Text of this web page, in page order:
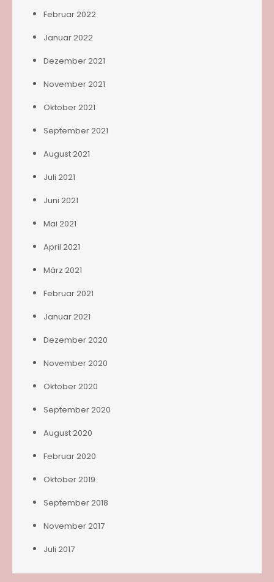
Februar 2022
Januar 2022
Dezember 2021
November 2021
Oktober 2021
September 2021
August 2021
Juli 2021
Juni 2021
Mai 2021
April 2021
März 2021
Februar 2021
Januar 2021
Dezember 2020
November 2020
Oktober 2020
September 2020
August 2020
Februar 2020
Oktober 2019
September 2018
November 2017
Juli 2017